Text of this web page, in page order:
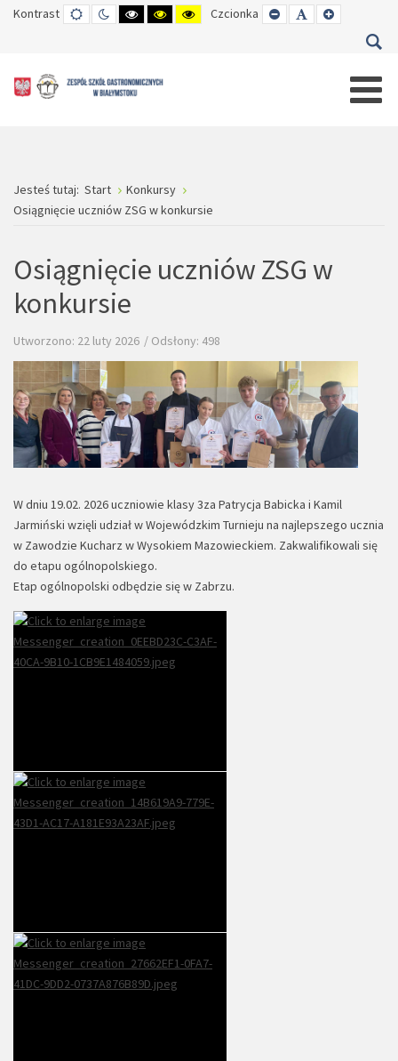
Kontrast TRYB
DOMYŚLNY
TRYB
DZIENNY
WYSOKI
CZARNO-
WYSOKI
CZARNO-
WYSOKI
ŻÓŁTO-
Czcionka SET
SMALLER
SET
DEFAULT
SET
LARGER
Jesteś tutaj: Start
Konkursy
Osiągnięcie uczniów ZSG w konkursie
Osiągnięcie uczniów ZSG w
konkursie
Utworzono: 22 luty 2026 Odsłony: 498
W dniu 19.02. 2026 uczniowie klasy 3za Patrycja Babicka i Kamil
Jarmiński wzięli udział w Wojewódzkim Turnieju na najlepszego ucznia
w Zawodzie Kucharz w Wysokiem Mazowieckiem. Zakwalifikowali się
do etapu ogólnopolskiego.
Etap ogólnopolski odbędzie się w Zabrzu.